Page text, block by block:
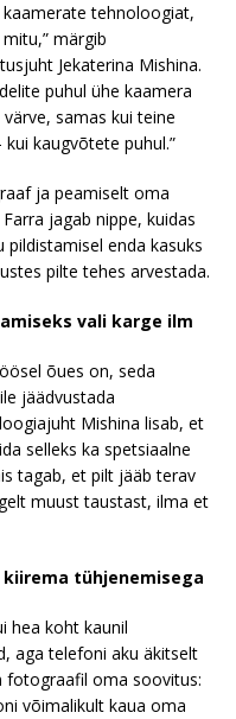
tehnoloogiat,
märgib
Jekaterina Mishina.
puhul ühe kaamera
samas kui teine
kaugvõtete puhul.”
ja peamiselt oma
jagab nippe, kuidas
enda kasuks
pilte tehes arvestada.
vali karge ilm
õues on, seda
jäädvustada
Mishina lisab, et
selleks ka spetsiaalne
tagab, et pilt jääb terav
muust taustast, ilma et
tühjenemisega
hea koht kaunil
aga telefoni aku äkitselt
fotograafil oma soovitus:
võimalikult kaua oma